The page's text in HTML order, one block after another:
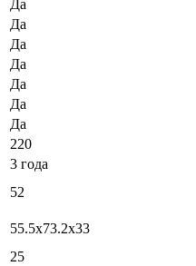
Да
Да
Да
Да
Да
Да
Да
220
3 года
52
55.5x73.2x33
25